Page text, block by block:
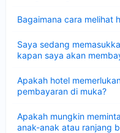
Bagaimana cara melihat
Saya sedang
kapan saya akan
Apakah hotel
pembayaran di muka?
Apakah mungkin
anak-anak atau ranjang